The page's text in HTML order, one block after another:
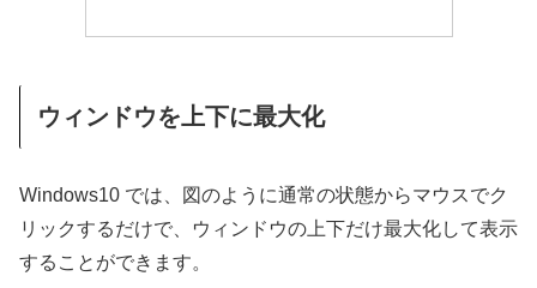
ウィンドウを上下に最大化
Windows10 では、図のように通常の状態からマウスでク
リックするだけで、ウィンドウの上下だけ最大化して表示
することができます。